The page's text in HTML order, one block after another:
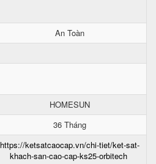
An Toàn
HOMESUN
36 Tháng
https://ketsatcaocap.vn/chi-tiet/ket-sat-
khach-san-cao-cap-ks25-orbitech